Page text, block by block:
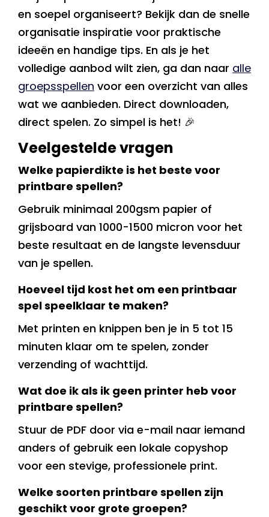
en soepel organiseert? Bekijk dan de snelle
organisatie inspiratie voor praktische
ideeën en handige tips. En als je het
volledige aanbod wilt zien, ga dan naar alle
groepsspellen voor een overzicht van alles
wat we aanbieden. Direct downloaden,
direct spelen. Zo simpel is het! 🎉
Veelgestelde vragen
Welke papierdikte is het beste voor
printbare spellen?
Gebruik minimaal 200gsm papier of
grijsboard van 1000-1500 micron voor het
beste resultaat en de langste levensduur
van je spellen.
Hoeveel tijd kost het om een printbaar
spel speelklaar te maken?
Met printen en knippen ben je in 5 tot 15
minuten klaar om te spelen, zonder
verzending of wachttijd.
Wat doe ik als ik geen printer heb voor
printbare spellen?
Stuur de PDF door via e-mail naar iemand
anders of gebruik een lokale copyshop
voor een stevige, professionele print.
Welke soorten printbare spellen zijn
geschikt voor grote groepen?